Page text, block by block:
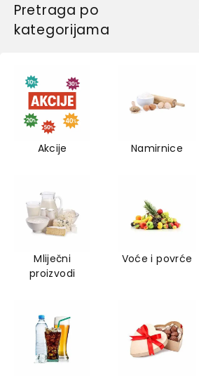
Pretraga po
kategorijama
Akcije Namirnice
Mliječni
proizvodi
Voće i povrće